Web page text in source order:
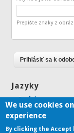
Prepíšte znaky z
Jazyky
English
Slovenčina
We use cookies
experience
By clicking the